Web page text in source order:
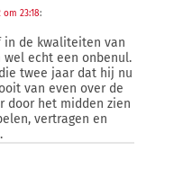
23:18:
in de kwaliteiten van
echt een onbenul.
twee jaar dat hij nu
van even over de
door het midden zien
vertragen en